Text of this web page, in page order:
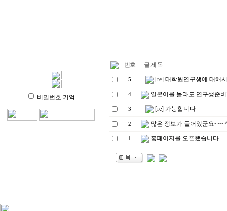
비밀번호 기억
번호 글 제 목
5 [re] 대학원연구생에 대해서
4 일본어를 몰라도 연구생준
3 [re] 가능합니다
2 많은 정보가 들어있군요
1 홈페이지를 오픈했습니다.